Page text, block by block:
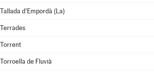
Tallada d'Empordà (La)
Terrades
Torrent
Torroella de Fluvià